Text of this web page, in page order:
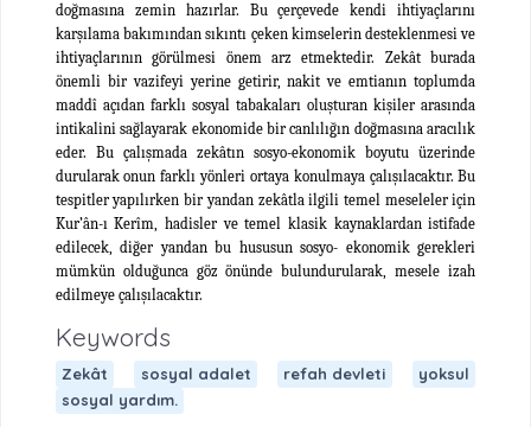
doğmasına zemin hazırlar. Bu çerçevede kendi ihtiyaçlarını
karşılama bakımından sıkıntı çeken kimselerin desteklenmesi ve
ihtiyaçlarının görülmesi önem arz etmektedir. Zekât burada
önemli bir vazifeyi yerine getirir, nakit ve emtianın toplumda
maddî açıdan farklı sosyal tabakaları oluşturan kişiler arasında
intikalini sağlayarak ekonomide bir canlılığın doğmasına aracılık
eder. Bu çalışmada zekâtın sosyo-ekonomik boyutu üzerinde
durularak onun farklı yönleri ortaya konulmaya çalışılacaktır. Bu
tespitler yapılırken bir yandan zekâtla ilgili temel meseleler için
Kur’ân-ı Kerîm, hadisler ve temel klasik kaynaklardan istifade
edilecek, diğer yandan bu hususun sosyo- ekonomik gerekleri
mümkün olduğunca göz önünde bulundurularak, mesele izah
edilmeye çalışılacaktır.
Keywords
Zekât sosyal adalet refah devleti
yoksul
sosyal yardım.